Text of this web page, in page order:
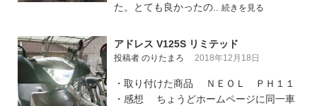
た。とても良かったの.. 続きを見る
アドレス V125S リミテッド
投稿者 のりたまろ 2018年12月18日
・取り付けた商品 ＮＥＯＬ ＰＨ１１
・感想 ちょうどホームページに同一車